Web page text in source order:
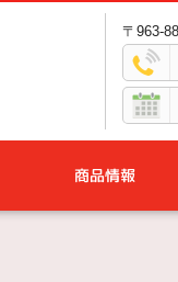
〒963-
商品情報